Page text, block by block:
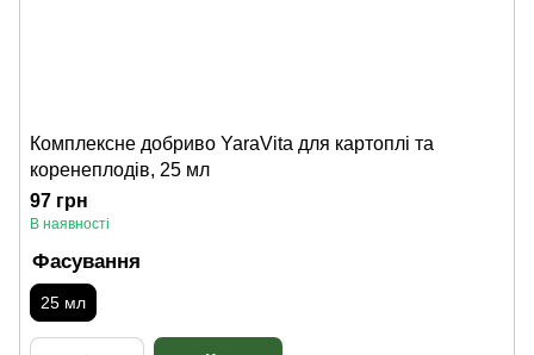
Комплексне добриво YaraVita для картоплі та
коренеплодів, 25 мл
97 грн
В наявності
Фасування
25 мл